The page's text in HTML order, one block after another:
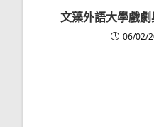
文藻外語大學戲
06/02/